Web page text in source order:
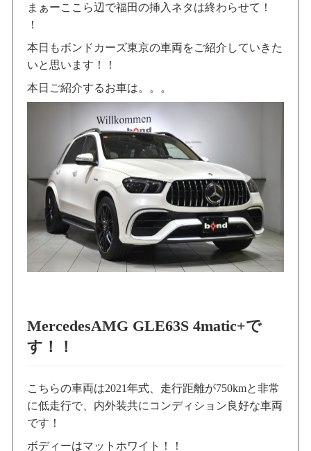
まぁーここら辺で福田の挿入ネタは終わらせて！
！
本日もボンドカーズ東京の車両をご紹介していきた
いと思います！！
本日ご紹介するお車は。。。
MercedesAMG GLE63S 4matic+で
す！！
こちらの車両は2021年式、走行距離が750kmと非常
に低走行で、内外装共にコンディション良好な車両
です！
ボディーはマットホワイト！！